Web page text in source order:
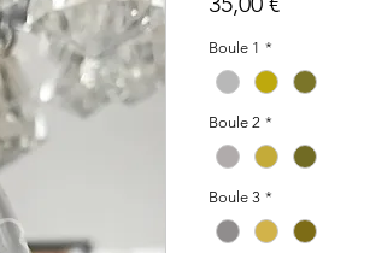
Boule 1 *
Boule 2 *
Boule 3 *